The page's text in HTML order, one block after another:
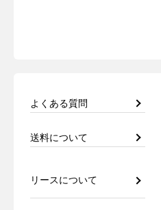
よくある質問
送料について
リースについて